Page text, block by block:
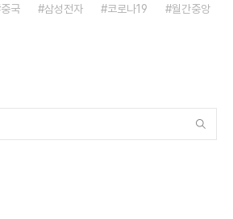
중국 삼성전자 코로나19 월간중앙